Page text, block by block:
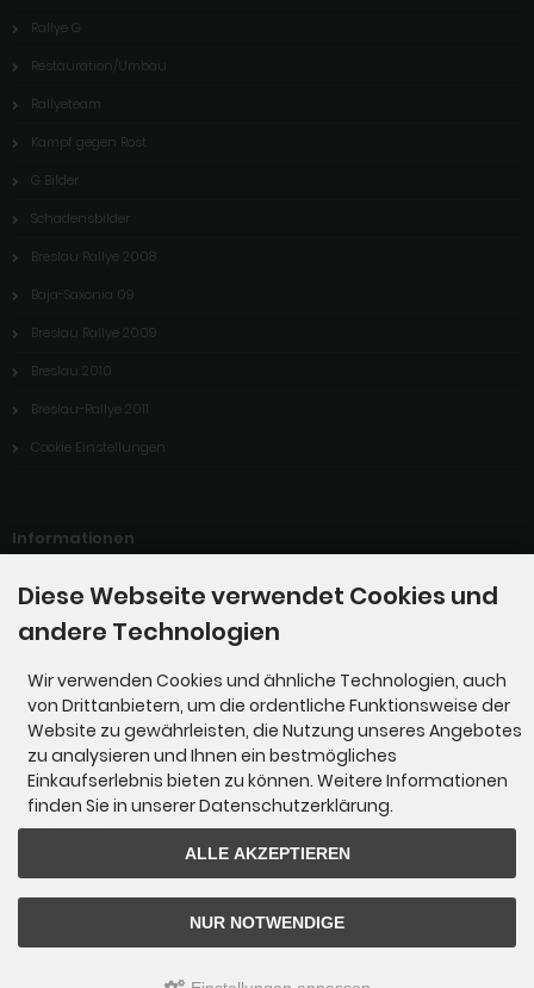
Rallye G
Restauration/Umbau
Rallyeteam
Kampf gegen Rost
G Bilder
Schadensbilder
Breslau Rallye 2008
Baja-Saxonia 09
Breslau Rallye 2009
Breslau 2010
Breslau-Rallye 2011
Cookie Einstellungen
Informationen
Willkommen bei der G-Manufaktur
Links
Kontakt
Unsere AGBs
Servicepreise
Wir über uns !!!
Liefer- und Versandkosten
Diese Webseite verwendet Cookies und
andere Technologien
Wir verwenden Cookies und ähnliche Technologien, auch
von Drittanbietern, um die ordentliche Funktionsweise der
Website zu gewährleisten, die Nutzung unseres Angebotes
zu analysieren und Ihnen ein bestmögliches
Einkaufserlebnis bieten zu können. Weitere Informationen
finden Sie in unserer Datenschutzerklärung.
ALLE AKZEPTIEREN
NUR NOTWENDIGE